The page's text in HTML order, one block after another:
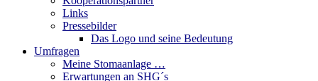
Links
Pressebilder
Das Logo und seine Bedeutung
Umfragen
Meine Stomaanlage …
Erwartungen an SHG´s